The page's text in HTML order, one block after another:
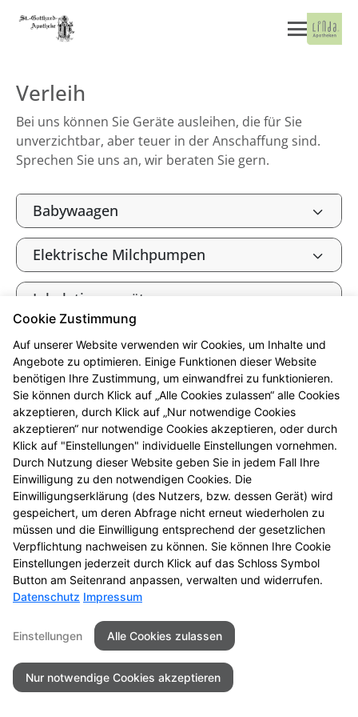
Verleih
Bei uns können Sie Geräte ausleihen, die für Sie
unverzichtbar, aber teuer in der Anschaffung sind.
Sprechen Sie uns an, wir beraten Sie gern.
Babywaagen
Elektrische Milchpumpen
Inhalationsgeräte
Seitenübersicht Kontakt
Impressum
Datenschutz
Barrierefreiheit
© 2026 St.-Gotthard-Apotheke
Cookie Zustimmung
Auf unserer Website verwenden wir Cookies, um Inhalte und
Angebote zu optimieren. Einige Funktionen dieser Website
benötigen Ihre Zustimmung, um einwandfrei zu funktionieren.
Sie können durch Klick auf „Alle Cookies zulassen“ alle Cookies
akzeptieren, durch Klick auf „Nur notwendige Cookies
akzeptieren“ nur notwendige Cookies akzeptieren, oder durch
Klick auf "Einstellungen" individuelle Einstellungen vornehmen.
Durch Nutzung dieser Website geben Sie in jedem Fall Ihre
Einwilligung zu den notwendigen Cookies. Die
Einwilligungserklärung (des Nutzers, bzw. dessen Gerät) wird
gespeichert, um deren Abfrage nicht erneut wiederholen zu
müssen und die Einwilligung entsprechend der gesetzlichen
Verpflichtung nachweisen zu können. Sie können Ihre Cookie
Einstellungen jederzeit durch Klick auf das Schloss Symbol
Button am Seitenrand anpassen, verwalten und widerrufen.
Datenschutz Impressum
Einstellungen Alle Cookies zulassen
Nur notwendige Cookies akzeptieren